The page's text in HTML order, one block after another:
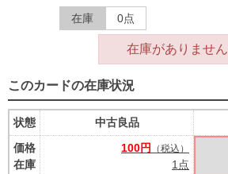
在庫 0点
在庫がありません
このカードの在庫状況
状態
価格
在庫
中古良品
100円
（税込）
1点